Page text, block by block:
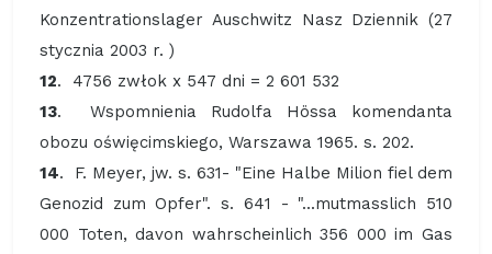
Konzentrationslager Auschwitz Nasz Dziennik (27
stycznia 2003 r. )
12. 4756 zwłok x 547 dni = 2 601 532
13. Wspomnienia Rudolfa Hössa komendanta
obozu oświęcimskiego, Warszawa 1965. s. 202.
14. F. Meyer, jw. s. 631- "Eine Halbe Milion fiel dem
Genozid zum Opfer". s. 641 - "...mutmasslich 510
000 Toten, davon wahrscheinlich 356 000 im Gas